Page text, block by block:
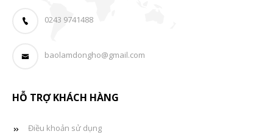
0243 9741488
baolamdongho@gmail.com
HỖ TRỢ KHÁCH HÀNG
Điều khoản sử dụng